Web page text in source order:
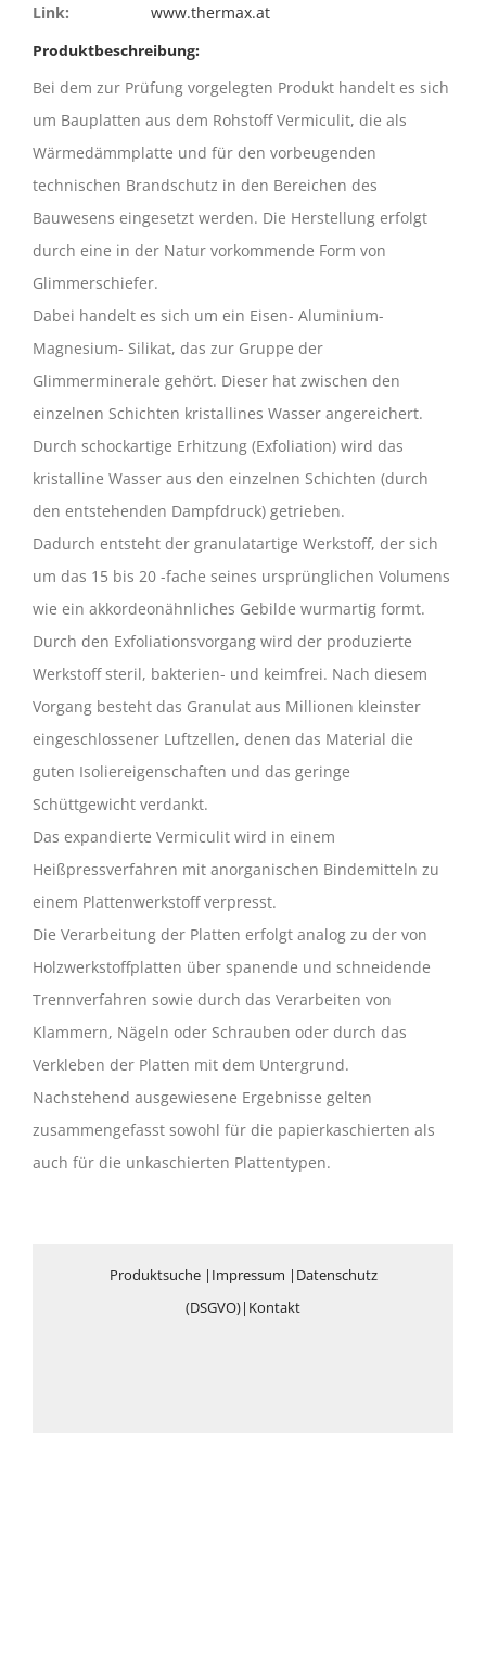
Link:
www.thermax.at
Produktbeschreibung:
Bei dem zur Prüfung vorgelegten Produkt handelt es sich
um Bauplatten aus dem Rohstoff Vermiculit, die als
Wärmedämmplatte und für den vorbeugenden
technischen Brandschutz in den Bereichen des
Bauwesens eingesetzt werden. Die Herstellung erfolgt
durch eine in der Natur vorkommende Form von
Glimmerschiefer.
Dabei handelt es sich um ein Eisen- Aluminium-
Magnesium- Silikat, das zur Gruppe der
Glimmerminerale gehört. Dieser hat zwischen den
einzelnen Schichten kristallines Wasser angereichert.
Durch schockartige Erhitzung (Exfoliation) wird das
kristalline Wasser aus den einzelnen Schichten (durch
den entstehenden Dampfdruck) getrieben.
Dadurch entsteht der granulatartige Werkstoff, der sich
um das 15 bis 20 -fache seines ursprünglichen Volumens
wie ein akkordeonähnliches Gebilde wurmartig formt.
Durch den Exfoliationsvorgang wird der produzierte
Werkstoff steril, bakterien- und keimfrei. Nach diesem
Vorgang besteht das Granulat aus Millionen kleinster
eingeschlossener Luftzellen, denen das Material die
guten Isoliereigenschaften und das geringe
Schüttgewicht verdankt.
Das expandierte Vermiculit wird in einem
Heißpressverfahren mit anorganischen Bindemitteln zu
einem Plattenwerkstoff verpresst.
Die Verarbeitung der Platten erfolgt analog zu der von
Holzwerkstoffplatten über spanende und schneidende
Trennverfahren sowie durch das Verarbeiten von
Klammern, Nägeln oder Schrauben oder durch das
Verkleben der Platten mit dem Untergrund.
Nachstehend ausgewiesene Ergebnisse gelten
zusammengefasst sowohl für die papierkaschierten als
auch für die unkaschierten Plattentypen.
Produktsuche| Impressum | Datenschutz
(DSGVO)| Kontakt